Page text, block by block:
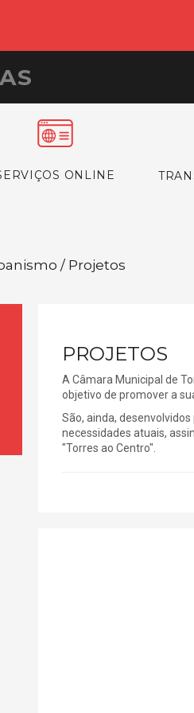
ONLINE
/ Projetos
PROJETOS
A Câmara Municipal de
objetivo de promover a
São, ainda,
necessidades atuais,
"Torres ao Centro".